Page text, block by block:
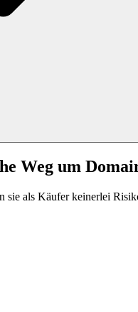
Weg um
sie als Käufer keinerlei